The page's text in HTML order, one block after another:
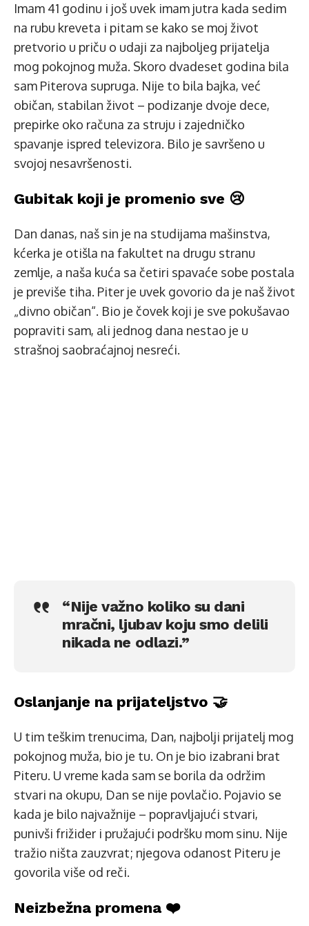
Imam 41 godinu i još uvek imam jutra kada sedim
na rubu kreveta i pitam se kako se moj život
pretvorio u priču o udaji za najboljeg prijatelja
mog pokojnog muža. Skoro dvadeset godina bila
sam Piterova supruga. Nije to bila bajka, već
običan, stabilan život – podizanje dvoje dece,
prepirke oko računa za struju i zajedničko
spavanje ispred televizora. Bilo je savršeno u
svojoj nesavršenosti.
Gubitak koji je promenio sve 😢
Dan danas, naš sin je na studijama mašinstva,
kćerka je otišla na fakultet na drugu stranu
zemlje, a naša kuća sa četiri spavaće sobe postala
je previše tiha. Piter je uvek govorio da je naš život
„divno običan“. Bio je čovek koji je sve pokušavao
popraviti sam, ali jednog dana nestao je u
strašnoj saobraćajnoj nesreći.
“Nije važno koliko su dani
mračni, ljubav koju smo delili
nikada ne odlazi.”
Oslanjanje na prijateljstvo 🤝
U tim teškim trenucima, Dan, najbolji prijatelj mog
pokojnog muža, bio je tu. On je bio izabrani brat
Piteru. U vreme kada sam se borila da održim
stvari na okupu, Dan se nije povlačio. Pojavio se
kada je bilo najvažnije – popravljajući stvari,
punivši frižider i pružajući podršku mom sinu. Nije
tražio ništa zauzvrat; njegova odanost Piteru je
govorila više od reči.
Neizbežna promena ❤️